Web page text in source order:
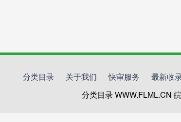
分类目录 关于我们 快审服务 最新收
分类目录 WWW.FLML.CN